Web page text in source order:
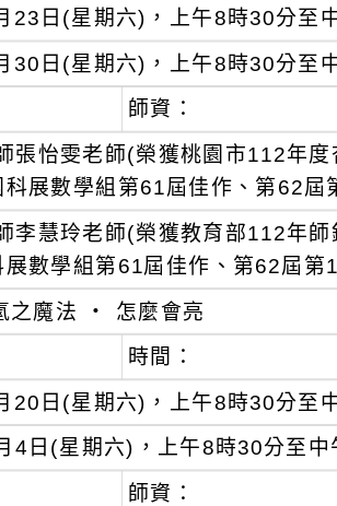
23日(星期六)，上午8時30分至
30日(星期六)，上午8時30分至
師資：
張怡雯老師(榮獲桃園市112年
展數學組第61屆佳作、第62屆
李慧玲老師(榮獲教育部112年
數學組第61屆佳作、第62屆第
之魔法 ‧ 怎麼會亮
時間：
20日(星期六)，上午8時30分至
4日(星期六)，上午8時30分至中
師資：